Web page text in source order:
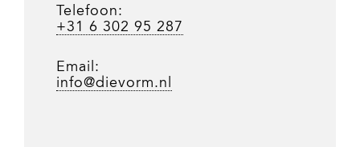
Telefoon:
+31 6 302 95 287
Email:
info@dievorm.nl